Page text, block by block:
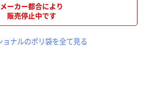
メーカー都合により
販売停止中です
ナルのポリ袋を全て見る